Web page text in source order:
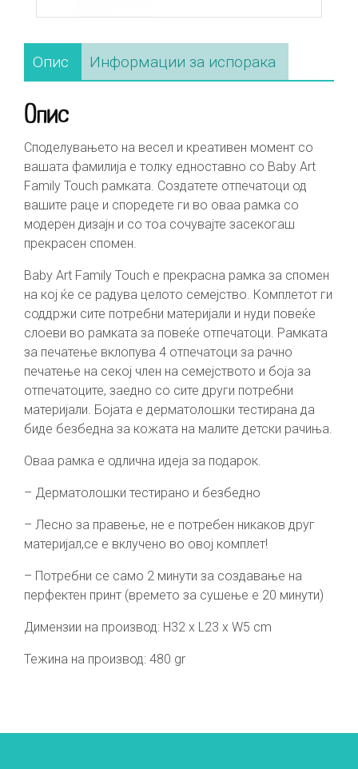
Опис Информации за испорака
Опис
Споделувањето на весел и креативен момент со
вашата фамилија е толку едноставно со Baby Art
Family Touch рамката. Создатете отпечатоци од
вашите раце и споредете ги во оваа рамка со
модерен дизајн и со тоа сочувајте засекогаш
прекрасен спомен.
Baby Art Family Touch е прекрасна рамка за спомен
на кој ќе се радува целото семејство. Комплетот ги
соддржи сите потребни материјали и нуди повеќе
слоеви во рамката за повеќе отпечатоци. Рамката
за печатење вклопува 4 отпечатоци за рачно
печатење на секој член на семејството и боја за
отпечатоците, заедно со сите други потребни
материјали. Бојата е дерматолошки тестирана да
биде безбедна за кожата на малите детски рачиња.
Оваа рамка е одлична идеја за подарок.
– Дерматолошки тестирано и безбедно
– Лесно за правење, не е потребен никаков друг
материјал,се е вклучено во овој комплет!
– Потребни се само 2 минути за создавање на
перфектен принт (времето за сушење е 20 минути)
Димензии на производ: H32 x L23 x W5 cm
Тежина на производ: 480 gr